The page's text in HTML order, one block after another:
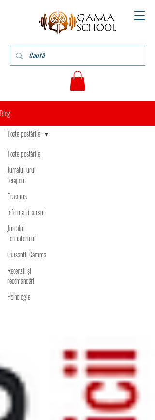
Blog
Toate postările
Jurnalul unui
terapeut
Erasmus
Informatii cursuri
Jurnalul
Formatorului
Cursanții Gamma
Recenzii și
recomandări
Psihologie
Toate postările